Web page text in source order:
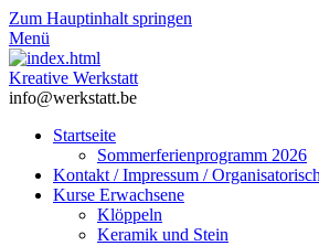
Zum Hauptinhalt springen
Menü
Kreative Werkstatt
info@werkstatt.be
Startseite
Sommerferienprogramm 2026
Kontakt / Impressum /
Kurse Erwachsene
Klöppeln
Keramik und Stein